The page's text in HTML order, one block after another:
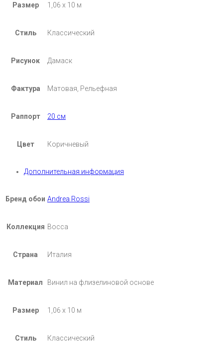
Размер 1,06 х 10 м
Стиль Классический
Рисунок Дамаск
Фактура Матовая, Рельефная
Раппорт 20 см
Цвет Коричневый
Дополнительная информация
Бренд обои Andrea Rossi
Коллекция Bocca
Страна Италия
Материал Винил на флизелиновой основе
Размер 1,06 х 10 м
Стиль Классический